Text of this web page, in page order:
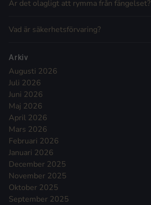
Är det olagligt att rymma från fängelset?
Vad är säkerhetsförvaring?
Arkiv
Augusti 2026
Juli 2026
Juni 2026
Maj 2026
April 2026
Mars 2026
Februari 2026
Januari 2026
December 2025
November 2025
Oktober 2025
September 2025